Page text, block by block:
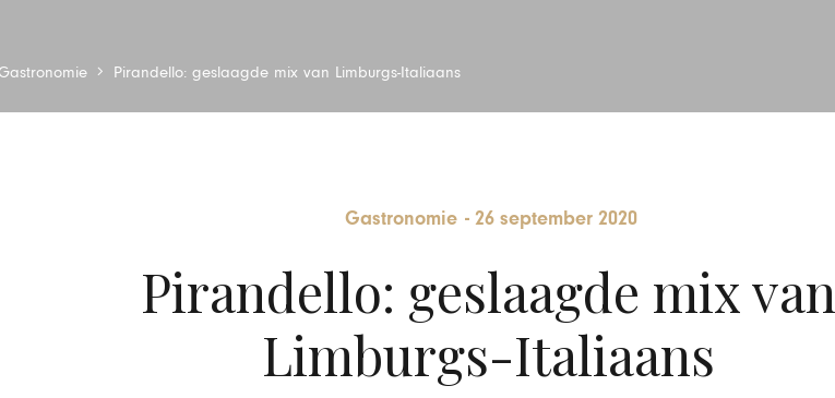
Pirandello: geslaagde mix van Limburgs-Italiaans
Gastronomie - 26 september 2020
Pirandello: geslaagde mix van
Limburgs-Italiaans